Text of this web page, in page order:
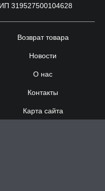
319527500104628
Возврат товара
Новости
О нас
Контакты
Карта сайта